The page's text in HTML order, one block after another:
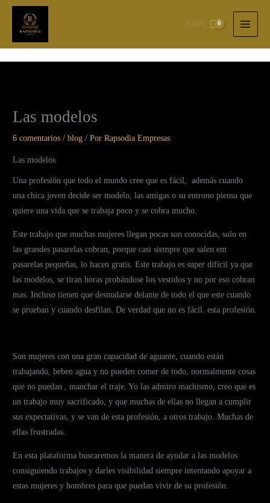
contenido
Las modelos
6 comentarios /blog / PorRapsodia Empresas
Las modelos
Una profesión que todo el mundo cree que es fácil, además cuando
una chica joven decide ser modelo, las amigas o su entrono piensa que
quiere una vida que se trabaja poco y se cobra mucho.
Este trabajo que muchas mujeres llegan pocas son conocidas, solo en
las grandes pasarelas cobran, porque casi siempre que salen em
pasarelas pequeñas, lo hacen gratis. Este trabajo es super difícil ya que
las modelos, se tiran horas probándose los vestidos y no por eso cobran
mas. Incluso tienen que desnudarse delante de todo el que este cuando
se prueban y cuando desfilan. De verdad que no es fácil. esta profesión.
Son mujeres con una gran capacidad de aguante, cuando están
trabajando, beben agua y no pueden comer de todo, normalmente cosas
que no puedan , manchar el traje. Yo las admiro machismo, creo que es
un trabajo muy sacrificado, y que muchas de ellas no llegan a cumplir
sus expectativas, y se van de esta profesión, a otros trabajo. Muchas de
ellas frustradas.
En esta plataforma buscaremos la manera de ayudar a las modelos
consiguiendo trabajos y darles visibilidad siempre intentando apoyar a
estas mujeres y hombres para que puedan vivir de su profesión.